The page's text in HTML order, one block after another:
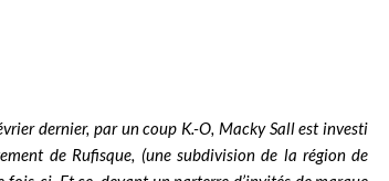
dernier, par un coup K.-O, Macky Sall est investi
de Rufisque, (une subdivision de la région de